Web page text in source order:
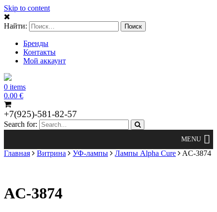
Skip to content
Найти:
Бренды
Контакты
Мой аккаунт
0 items
0.00 €
+7(925)-581-82-57
Search for:
Главная Витрина УФ-лампы Лампы Alpha Cure AC-3874
AC-3874